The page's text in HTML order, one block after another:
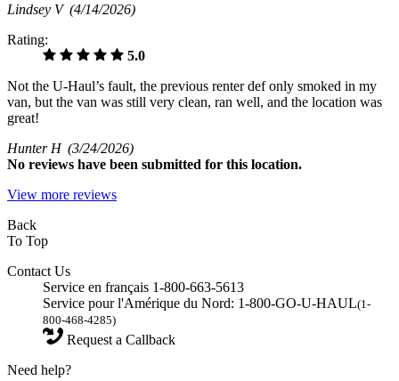
Lindsey V (4/14/2026)
Rating:
5.0
Not the U-Haul’s fault, the previous renter def only smoked in my
van, but the van was still very clean, ran well, and the location was
great!
Hunter H (3/24/2026)
No reviews have been submitted for this location.
View more reviews
Back
To Top
Contact Us
Service en français 1-800-663-5613
Service pour l'Amérique du Nord: 1-800-GO-U-HAUL(1-
800-468-4285)
Request a Callback
Need help?